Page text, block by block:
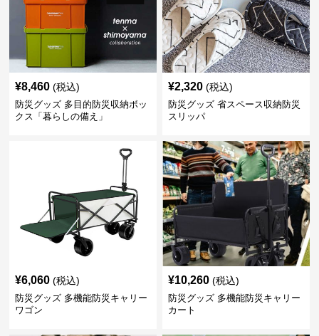
¥8,460 (税込)
防災グッズ 多目的防災収納ボッ
クス「暮らしの備え」
¥2,320 (税込)
防災グッズ 省スペース収納防災
スリッパ
¥6,060 (税込)
防災グッズ 多機能防災キャリー
ワゴン
¥10,260 (税込)
防災グッズ 多機能防災キャリー
カート